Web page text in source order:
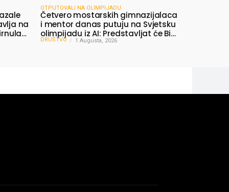
na
OTPUTOVALI NA OLIMPIJADU
Četvero mostarskih gimnazijalaca
i mentor danas putuju na Svjetsku
olimpijadu iz AI: Predstavljat će BiH
među najboljima na svijetu
DRUŠTVO 1 Augusta, 2026